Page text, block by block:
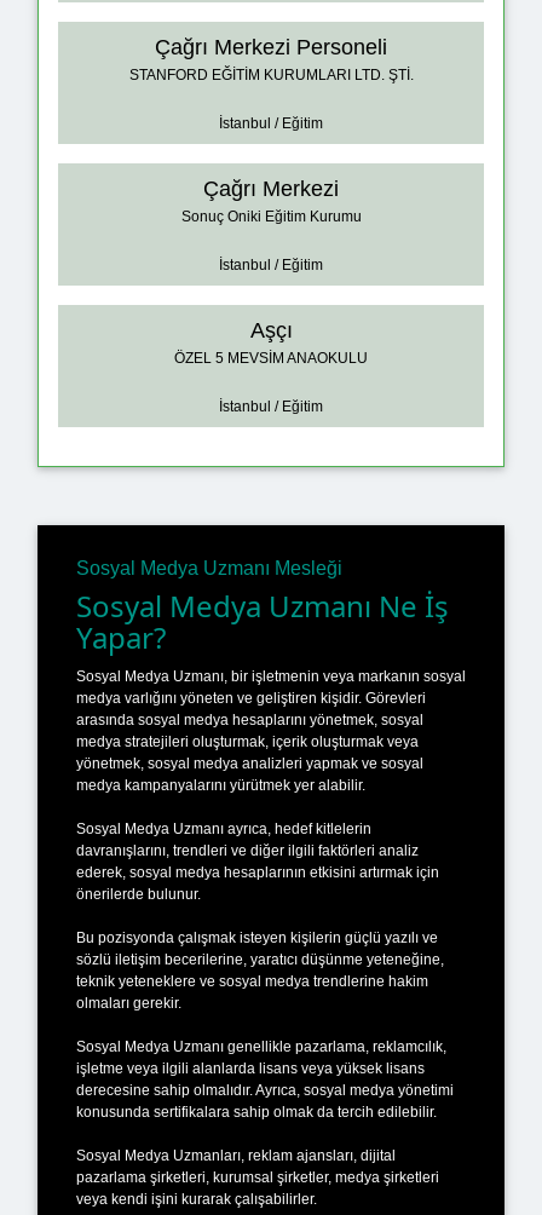
Çağrı Merkezi Personeli
STANFORD EĞİTİM KURUMLARI LTD. ŞTİ.
İstanbul / Eğitim
Çağrı Merkezi
Sonuç Oniki Eğitim Kurumu
İstanbul / Eğitim
Aşçı
ÖZEL 5 MEVSİM ANAOKULU
İstanbul / Eğitim
Sosyal Medya Uzmanı Mesleği
Sosyal Medya Uzmanı Ne İş
Yapar?
Sosyal Medya Uzmanı, bir işletmenin veya markanın sosyal
medya varlığını yöneten ve geliştiren kişidir. Görevleri
arasında sosyal medya hesaplarını yönetmek, sosyal
medya stratejileri oluşturmak, içerik oluşturmak veya
yönetmek, sosyal medya analizleri yapmak ve sosyal
medya kampanyalarını yürütmek yer alabilir.
Sosyal Medya Uzmanı ayrıca, hedef kitlelerin
davranışlarını, trendleri ve diğer ilgili faktörleri analiz
ederek, sosyal medya hesaplarının etkisini artırmak için
önerilerde bulunur.
Bu pozisyonda çalışmak isteyen kişilerin güçlü yazılı ve
sözlü iletişim becerilerine, yaratıcı düşünme yeteneğine,
teknik yeteneklere ve sosyal medya trendlerine hakim
olmaları gerekir.
Sosyal Medya Uzmanı genellikle pazarlama, reklamcılık,
işletme veya ilgili alanlarda lisans veya yüksek lisans
derecesine sahip olmalıdır. Ayrıca, sosyal medya yönetimi
konusunda sertifikalara sahip olmak da tercih edilebilir.
Sosyal Medya Uzmanları, reklam ajansları, dijital
pazarlama şirketleri, kurumsal şirketler, medya şirketleri
veya kendi işini kurarak çalışabilirler.